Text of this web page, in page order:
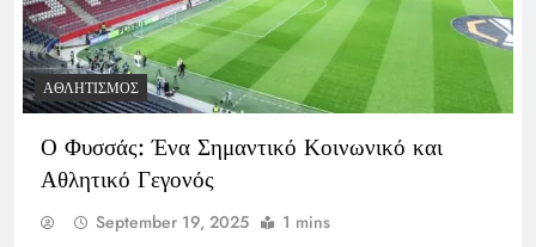
ΑΘΛΗΤΙΣΜΌΣ
Ο Φυσσάς: Ένα Σημαντικό Κοινωνικό και
Αθλητικό Γεγονός
September 19, 2025 1 mins